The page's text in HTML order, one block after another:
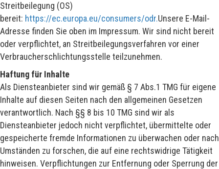
Streitbeilegung (OS)
bereit: https://ec.europa.eu/consumers/odr.Unsere E-Mail-
Adresse finden Sie oben im Impressum. Wir sind nicht bereit
oder verpflichtet, an Streitbeilegungsverfahren vor einer
Verbraucherschlichtungsstelle teilzunehmen.
Haftung für Inhalte
Als Diensteanbieter sind wir gemäß § 7 Abs.1 TMG für eigene
Inhalte auf diesen Seiten nach den allgemeinen Gesetzen
verantwortlich. Nach §§ 8 bis 10 TMG sind wir als
Diensteanbieter jedoch nicht verpflichtet, übermittelte oder
gespeicherte fremde Informationen zu überwachen oder nach
Umständen zu forschen, die auf eine rechtswidrige Tätigkeit
hinweisen. Verpflichtungen zur Entfernung oder Sperrung der